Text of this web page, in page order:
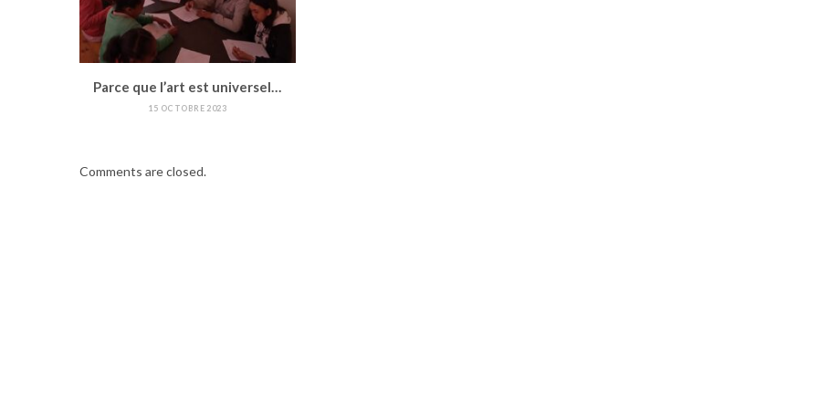
Parce que l’art est universel…
15 OCTOBRE 2023
Comments are closed.